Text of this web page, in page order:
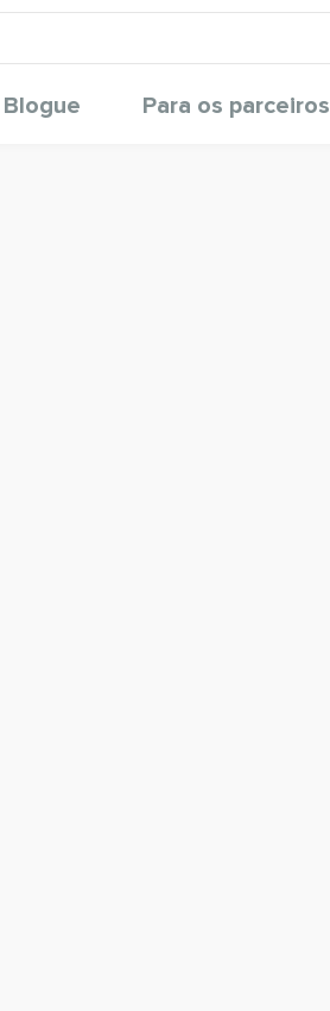
Blogue Para os parceiros